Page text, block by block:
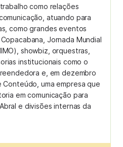
como relações
atuando para
como grandes eventos
Jornada Mundial
showbiz, orquestras,
institucionais como o
e, em dezembro
Conteúdo, uma empresa que
em comunicação para
e divisões internas da